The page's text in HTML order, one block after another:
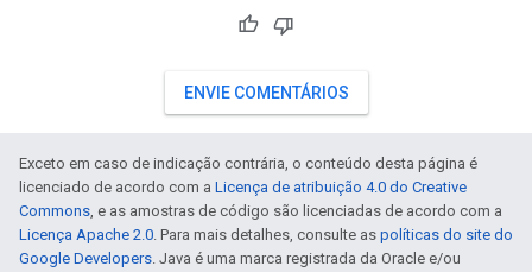
ENVIE COMENTÁRIOS
Exceto em caso de indicação contrária, o conteúdo desta página é
licenciado de acordo com a Licença de atribuição 4.0 do Creative
Commons, e as amostras de código são licenciadas de acordo com a
Licença Apache 2.0. Para mais detalhes, consulte as políticas do site do
Google Developers. Java é uma marca registrada da Oracle e/ou